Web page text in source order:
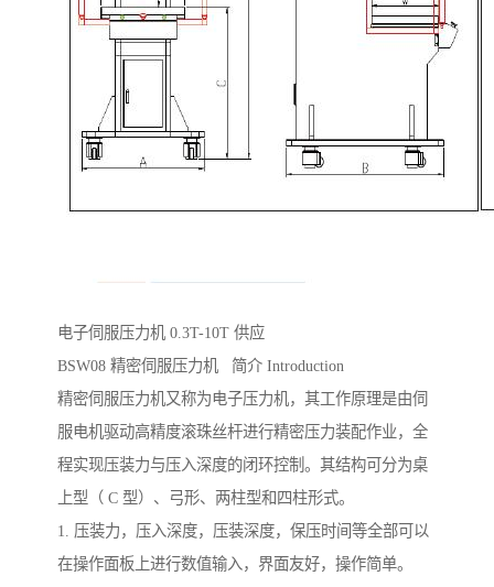
电子伺服压力机 0.3T-10T 供应
BSW08 精密伺服压力机 简介 Introduction
精密伺服压力机又称为电子压力机，其工作原理是由伺
服电机驱动高精度滚珠丝杆进行精密压力装配作业，全
程实现压装力与压入深度的闭环控制。其结构可分为桌
上型（ C 型）、弓形、两柱型和四柱形式。
1. 压装力，压入深度，压装深度，保压时间等全部可以
在操作面板上进行数值输入，界面友好，操作简单。